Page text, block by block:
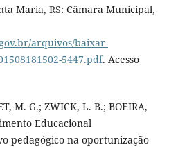
Maria, RS: Câmara Municipal,
arquivos/baixar-
5447.pdf. Acesso
M. G.; ZWICK, L. B.; BOEIRA,
Educacional
pedagógico na oportunização